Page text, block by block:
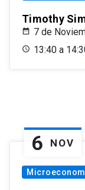
Timothy
7 de
13:40 a
6 NOV